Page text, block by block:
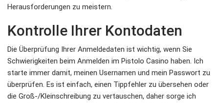
Herausforderungen zu meistern.
Kontrolle Ihrer Kontodaten
Die Überprüfung Ihrer Anmeldedaten ist wichtig, wenn Sie
Schwierigkeiten beim Anmelden im Pistolo Casino haben. Ich
starte immer damit, meinen Usernamen und mein Passwort zu
überprüfen. Es ist einfach, einen Tippfehler zu übersehen oder
die Groß-/Kleinschreibung zu vertauschen, daher sorge ich